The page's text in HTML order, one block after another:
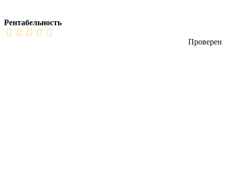
Рентабельность
Проверен